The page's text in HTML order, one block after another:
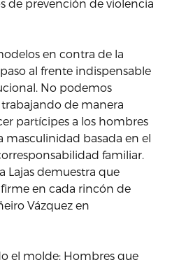
de prevención de violencia
en contra de la
al frente indispensable
No podemos
de manera
partícipes a los hombres
masculinidad basada en el
familiar.
Lajas demuestra que
en cada rincón de
Vázquez en
el molde: Hombres que